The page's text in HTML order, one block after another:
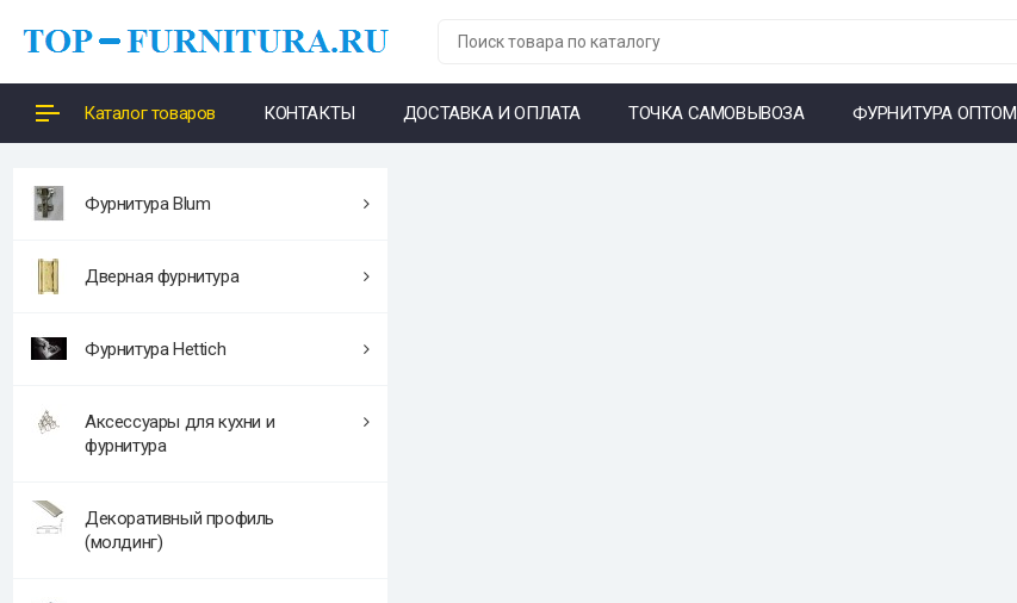
Каталог товаров КОНТАКТЫ ДОСТАВКА И ОПЛАТА ТОЧКА САМОВЫВОЗА ФУРНИТУРА ОПТОМ
Фурнитура Blum
Дверная фурнитура
Фурнитура Hettich
Аксессуары для кухни и
фурнитура
Декоративный профиль
(молдинг)